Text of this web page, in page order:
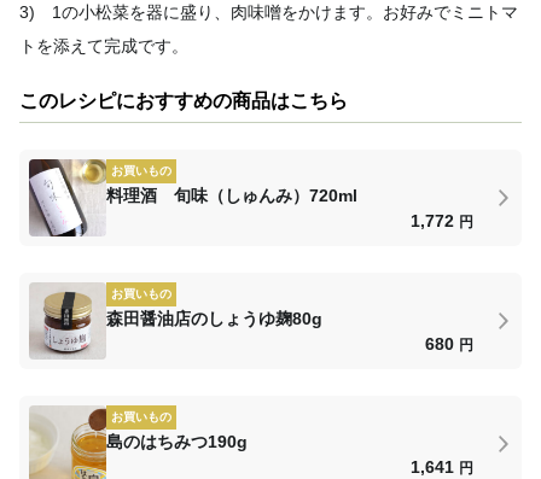
3) 1の小松菜を器に盛り、肉味噌をかけます。お好みでミニトマ
トを添えて完成です。
このレシピにおすすめの商品はこちら
お買いもの
料理酒 旬味（しゅんみ）720ml
1,772 円
お買いもの
森田醤油店のしょうゆ麹80g
680 円
お買いもの
島のはちみつ190g
1,641 円